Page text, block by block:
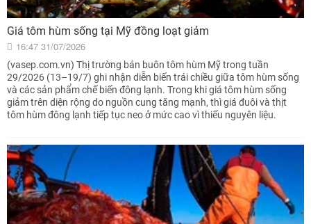
Giá tôm hùm sống tại Mỹ đồng loạt giảm
16:47 31/07/2026
(vasep.com.vn) Thị trường bán buôn tôm hùm Mỹ trong tuần
29/2026 (13–19/7) ghi nhận diễn biến trái chiều giữa tôm hùm sống
và các sản phẩm chế biến đông lạnh. Trong khi giá tôm hùm sống
giảm trên diện rộng do nguồn cung tăng mạnh, thì giá đuôi và thịt
tôm hùm đông lạnh tiếp tục neo ở mức cao vì thiếu nguyên liệu.